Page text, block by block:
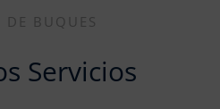
DE BUQUES
Servicios